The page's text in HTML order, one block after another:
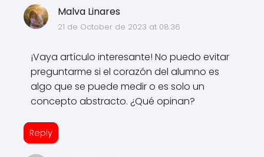
Malva Linares
21 de October de 2023 at 08:36
¡Vaya artículo interesante! No puedo evitar
preguntarme si el corazón del alumno es
algo que se puede medir o es solo un
concepto abstracto. ¿Qué opinan?
Reply